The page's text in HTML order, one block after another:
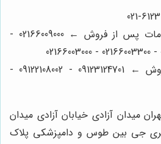
خطوط ویژه فروش و خدمات پس از فروش ← 02166009000 -
خط مستقیم مشاوران فروش ← 09123124701 - 09122108002 -
میدان آزادی خیابان آزادی میدان
معین خیابان ۲۱ متری جی بین طوس و دامپزشکی پلاک